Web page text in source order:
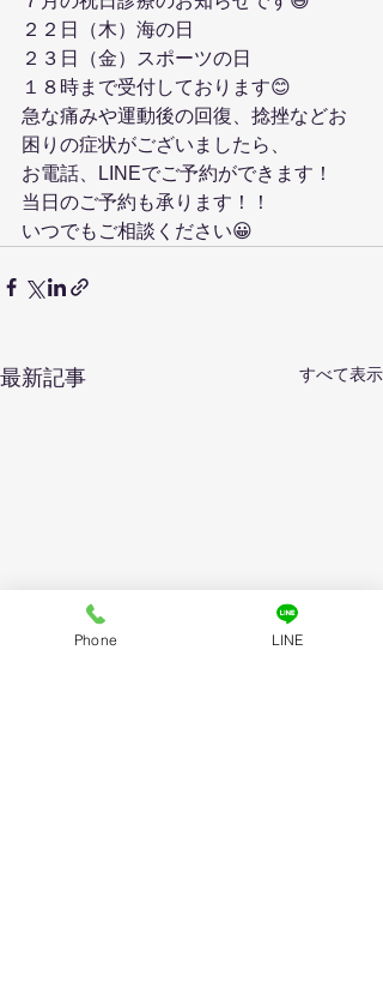
２２日（木）海の日
２３日（金）スポーツの日
１８時まで受付しております😊
急な痛みや運動後の回復、捻挫などお
困りの症状がございましたら、
お電話、LINEでご予約ができます！
当日のご予約も承ります！！
いつでもご相談ください😀
最新記事 すべて表示
Phone LINE